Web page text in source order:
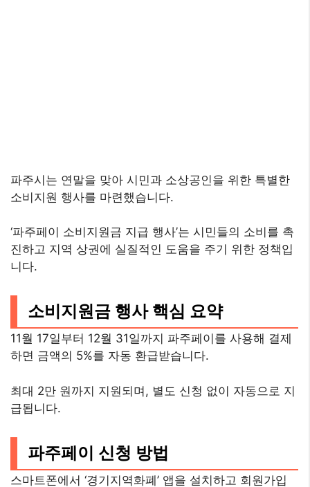
파주시는 연말을 맞아 시민과 소상공인을 위한 특별한
소비지원 행사를 마련했습니다.
‘파주페이 소비지원금 지급 행사’는 시민들의 소비를 촉
진하고 지역 상권에 실질적인 도움을 주기 위한 정책입
니다.
소비지원금 행사 핵심 요약
11월 17일부터 12월 31일까지 파주페이를 사용해 결제
하면 금액의 5%를 자동 환급받습니다.
최대 2만 원까지 지원되며, 별도 신청 없이 자동으로 지
급됩니다.
파주페이 신청 방법
스마트폰에서 ‘경기지역화폐’ 앱을 설치하고 회원가입